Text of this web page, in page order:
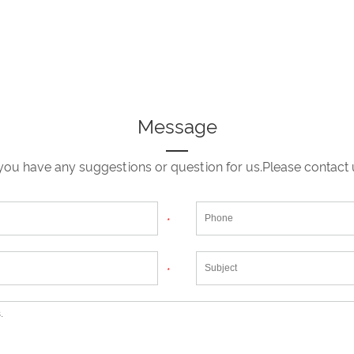
Message
have any suggestions or question for us.Please contact
*
*